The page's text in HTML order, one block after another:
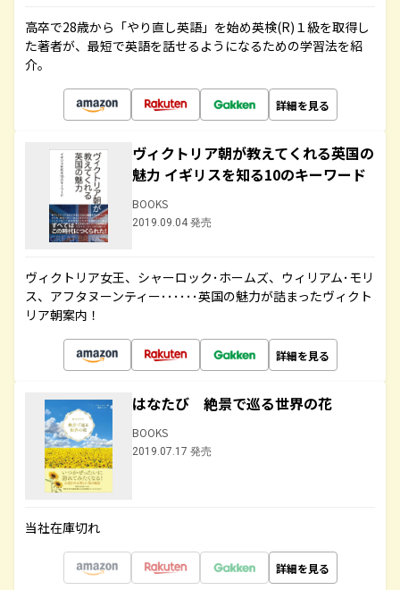
高卒で28歳から「やり直し英語」を始め英検(R)１級を取得し
た著者が、最短で英語を話せるようになるための学習法を紹
介。
詳細を見る
ヴィクトリア朝が教えてくれる英国の
魅力 イギリスを知る10のキーワード
BOOKS
2019.09.04 発売
ヴィクトリア女王、シャーロック･ホームズ、ウィリアム･モリ
ス、アフタヌーンティー･･････英国の魅力が詰まったヴィクト
リア朝案内！
詳細を見る
はなたび 絶景で巡る世界の花
BOOKS
2019.07.17 発売
当社在庫切れ
詳細を見る